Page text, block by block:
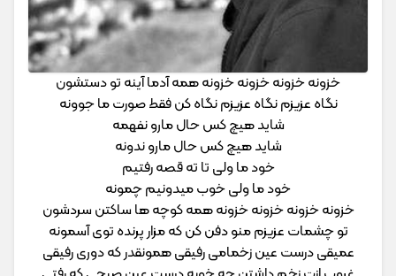
خزونه خزونه خزونه خزونه همه آدما آینه تو دستشون
نگاه عزیزم نگاه عزیزم نگاه کن فقط صورت ما جوونه
شاید هیچ کس حال مارو نفهمه
شاید هیچ کس حال مارو ندونه
خود ما ولی تا ته قصه رفتیم
خود ما ولی خوب میدونیم چمونه
خزونه خزونه خزونه خزونه همه کوچه ها ساکتن سردشون
تو چشمات عزیزم منو دفن کن که مزار پرنده توی آسمونه
عمیقی درست عین زخمامی رفیقی همونقدر که دوری رفیقی